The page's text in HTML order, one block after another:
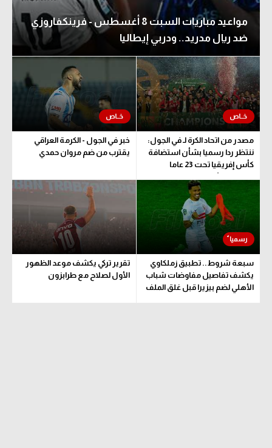
مواعيد مباريات السبت 8 أغسطس - فرينكفاروزي
ضد ريال مدريد.. ودربي إيطاليا
مصدر من اتحاد الكرة لـ في الجول:
ننتظر ردا رسميا بشأن استضافة
كأس إفريقيا تحت 23 عاما
خبر في الجول - الكرمة العراقي
يقترب من ضم مروان حمدي
سبعة شروط.. تطبيق زملكاوي
يكشف تفاصيل مفاوضات شباب
الأهلي لضم بيزيرا قبل غلق الملف
تقرير تركي يكشف موعد الظهور
الأول لصلاح مع طرابزون